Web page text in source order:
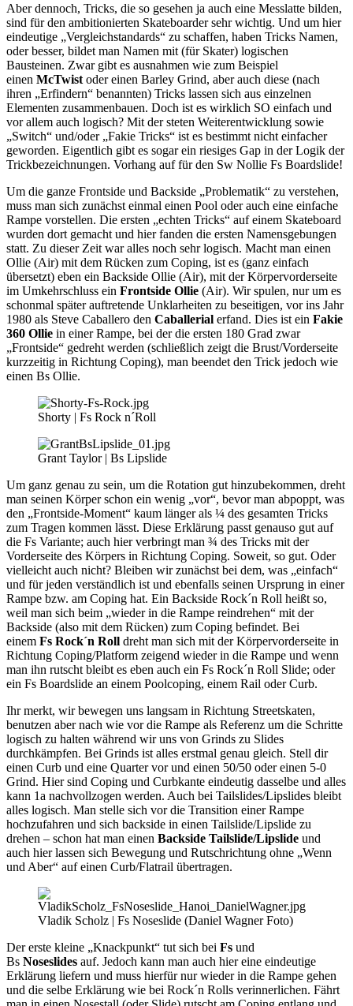
Aber dennoch, Tricks, die so gesehen ja auch eine Messlatte bilden,
sind für den ambitionierten Skateboarder sehr wichtig. Und um hier
eindeutige „Vergleichstandards“ zu schaffen, haben Tricks Namen,
oder besser, bildet man Namen mit (für Skater) logischen
Bausteinen. Zwar gibt es ausnahmen wie zum Beispiel
einen McTwist oder einen Barley Grind, aber auch diese (nach
ihren „Erfindern“ benannten) Tricks lassen sich aus einzelnen
Elementen zusammenbauen. Doch ist es wirklich SO einfach und
vor allem auch logisch? Mit der steten Weiterentwicklung sowie
„Switch“ und/oder „Fakie Tricks“ ist es bestimmt nicht einfacher
geworden. Eigentlich gibt es sogar ein riesiges Gap in der Logik der
Trickbezeichnungen. Vorhang auf für den Sw Nollie Fs Boardslide!
Um die ganze Frontside und Backside „Problematik“ zu verstehen,
muss man sich zunächst einmal einen Pool oder auch eine einfache
Rampe vorstellen. Die ersten „echten Tricks“ auf einem Skateboard
wurden dort gemacht und hier fanden die ersten Namensgebungen
statt. Zu dieser Zeit war alles noch sehr logisch. Macht man einen
Ollie (Air) mit dem Rücken zum Coping, ist es (ganz einfach
übersetzt) eben ein Backside Ollie (Air), mit der Körpervorderseite
im Umkehrschluss ein Frontside Ollie (Air). Wir spulen, nur um es
schonmal später auftretende Unklarheiten zu beseitigen, vor ins Jahr
1980 als Steve Caballero den Caballerial erfand. Dies ist ein Fakie
360 Ollie in einer Rampe, bei der die ersten 180 Grad zwar
„Frontside“ gedreht werden (schließlich zeigt die Brust/Vorderseite
kurzzeitig in Richtung Coping), man beendet den Trick jedoch wie
einen Bs Ollie.
Shorty | Fs Rock n´Roll
Grant Taylor | Bs Lipslide
Um ganz genau zu sein, um die Rotation gut hinzubekommen, dreht
man seinen Körper schon ein wenig „vor“, bevor man abpoppt, was
den „Frontside-Moment“ kaum länger als ¼ des gesamten Tricks
zum Tragen kommen lässt. Diese Erklärung passt genauso gut auf
die Fs Variante; auch hier verbringt man ¾ des Tricks mit der
Vorderseite des Körpers in Richtung Coping. Soweit, so gut. Oder
vielleicht auch nicht? Bleiben wir zunächst bei dem, was „einfach“
und für jeden verständlich ist und ebenfalls seinen Ursprung in einer
Rampe bzw. am Coping hat. Ein Backside Rock´n Roll heißt so,
weil man sich beim „wieder in die Rampe reindrehen“ mit der
Backside (also mit dem Rücken) zum Coping befindet. Bei
einem Fs Rock´n Roll dreht man sich mit der Körpervorderseite in
Richtung Coping/Platform zeigend wieder in die Rampe und wenn
man ihn rutscht bleibt es eben auch ein Fs Rock´n Roll Slide; oder
ein Fs Boardslide an einem Poolcoping, einem Rail oder Curb.
Ihr merkt, wir bewegen uns langsam in Richtung Streetskaten,
benutzen aber nach wie vor die Rampe als Referenz um die Schritte
logisch zu halten während wir uns von Grinds zu Slides
durchkämpfen. Bei Grinds ist alles erstmal genau gleich. Stell dir
einen Curb und eine Quarter vor und einen 50/50 oder einen 5-0
Grind. Hier sind Coping und Curbkante eindeutig dasselbe und alles
kann 1a nachvollzogen werden. Auch bei Tailslides/Lipslides bleibt
alles logisch. Man stelle sich vor die Transition einer Rampe
hochzufahren und sich backside in einen Tailslide/Lipslide zu
drehen – schon hat man einen Backside Tailslide/Lipslide und
auch hier lassen sich Bewegung und Rutschrichtung ohne „Wenn
und Aber“ auf einen Curb/Flatrail übertragen.
Vladik Scholz | Fs Noseslide (Daniel Wagner Foto)
Der erste kleine „Knackpunkt“ tut sich bei Fs und
Bs Noseslides auf. Jedoch kann man auch hier eine eindeutige
Erklärung liefern und muss hierfür nur wieder in die Rampe gehen
und die selbe Erklärung wie bei Rock´n Rolls verinnerlichen. Fährt